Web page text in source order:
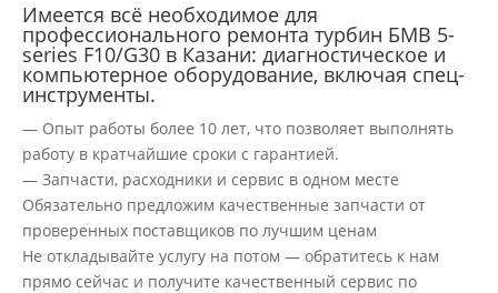
Имеется всё необходимое для
профессионального ремонта турбин БМВ 5-
series F10/G30 в Казани: диагностическое и
компьютерное оборудование, включая спец-
инструменты.
— Опыт работы более 10 лет, что позволяет выполнять
работу в кратчайшие сроки с гарантией.
— Запчасти, расходники и сервис в одном месте
Обязательно предложим качественные запчасти от
проверенных поставщиков по лучшим ценам
Не откладывайте услугу на потом — обратитесь к нам
прямо сейчас и получите качественный сервис по